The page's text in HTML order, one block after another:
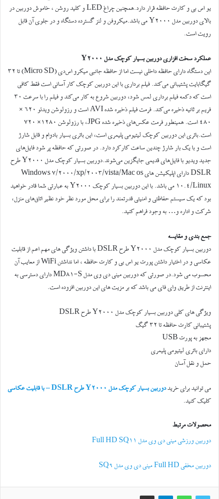
یو اس بی و کارت حافظه قرار دارد.همچنین چراغ LED و کلید روشن ، خاموش دوربین در
بالای دوربین مدل Y2000 می باشد.میکروفن و لنز گسترده دستگاه و در جلوی آن قابل
رویت است.
عملکرد سخت افزاری دوربین بسیار کوچک مدل Y2000
این دستگاه دارای حافظه داخلی نیست اما از حافظه جانبی میکرو اس‌دی (Micro SD) تا ۳۲
گیگابایت پشتیبانی می‌کند. فیلم‌ برداری با این دوربین کوچک کار آسانی است فقط کافی
است که دکمه فیلم برداری لمس شود، دوربین شروع به کار می‌کند و فیلم را با سرعت ۳۰
فریم بر ثانیه ذخیره می‌کند. فرمت فیلم ذخیره شده AVI است و رزولوشن ویدئو ۶۲۰ ×
۴۸۰ است. همینطور فرمت عکس‌های ذخیره شده JPG، با رزولوشن ۱۲۸۰× ۷۲۰
است.باتری این دوربین کوچک لیتیومی پلیمری است، این باتری بسیار بادوام و قابل شارژ
است و با یک بار شارژ چندین ساعت کارکرد دارد. در صورتی که حافظه پر شود فایل‌های
جدید ویدیو با فایل‌های قدیمی جایگزین می‌شوند.دوربین بسیار کوچک مدل Y2000 طرح
DSLR دارای اپلیکیشن های Windows 7/2000/xp/2003/vista/Mac os
10.4/Linux می باشد. با این دوربین بسیار کوچک Y2000 به عبارتی شما قادر خواهید
بود که یک سیستم حفاظتی و امنیتی قدرتمند را برای محل مورد نظر خود نظیر اتاق‌های منزل،
شرکت و اداره و… به وجود فراهم کنید.
جمع بندی و مقایسه
دوربین بسیار کوچک مدل Y2000 طرح DSLR با داشتن ویژگی های مهم اعم از قابلیت
عکاسی و در اختیار داشتن پورت یو اس بی و کارت حافظه ، اما نداشتن WiFi از معایب آن
محسوب می شود.در صورتی که دوربین مینی دی وی مدل MD81-S دارای دسترسی به
اینترنت از طریق وای فای می باشد که بر مزیت های این دوربین افزوده است.
ویژگی های کلی دوربین بسیار کوچک مدل Y2000 طرح DSLR
پشتیبانی کارت حافظه تا 32 گیگ
مجهز به پورت USB
دارای باتری لیتیومی پلیمری
حمل و نقل آسان
می توانید برای خریددوربین بسیار کوچک مدل Y2000 طرح DSLR – با قابلیت عکاسی
کلیک کنید.
محصولات مرتبط
دوربین ورزشی مینی دی وی مدل Full HD SQ11
دوربین مخفی Full HD مینی دی وی مدل SQ9